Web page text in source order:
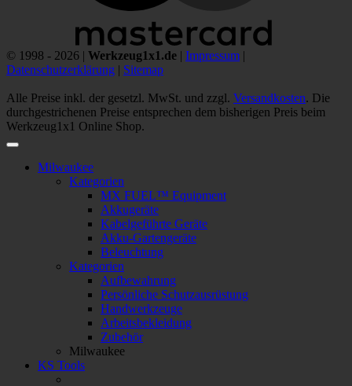
© 1998 - 2026 | Werkzeug1x1.de | Impressum |
Datenschutzerklärung | Sitemap
Alle Preise inkl. der gesetzl. MwSt. und zzgl. Versandkosten. Die
durchgestrichenen Preise entsprechen dem bisherigen Preis beim
Werkzeug1x1 Online Shop.
Milwaukee
Kategorien
MX FUEL™ Equipment
Akkugeräte
Kabelgeführte Geräte
Akku-Gartengeräte
Beleuchtung
Kategorien
Aufbewahrung
Persönliche Schutzausrüstung
Handwerkzeuge
Arbeitsbekleidung
Zubehör
Milwaukee
KS Tools